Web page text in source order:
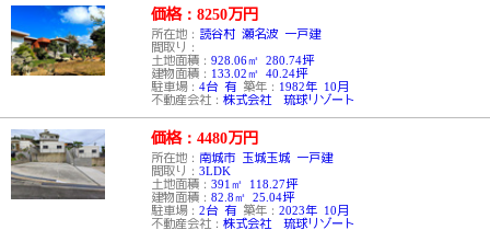
価格：8250万円
所在地： 読谷村 瀬名波 一戸建
間取り：
土地面積：928.06㎡ 280.74坪
建物面積： 133.02㎡ 40.24坪
駐車場：4台 有 築年： 1982年 10月
不動産会社：株式会社 琉球リゾート
価格：4480万円
所在地： 南城市 玉城玉城 一戸建
間取り：3LDK
土地面積：391㎡ 118.27坪
建物面積：82.8㎡ 25.04坪
駐車場：2台 有 築年：2023年 10月
不動産会社：株式会社 琉球リゾート